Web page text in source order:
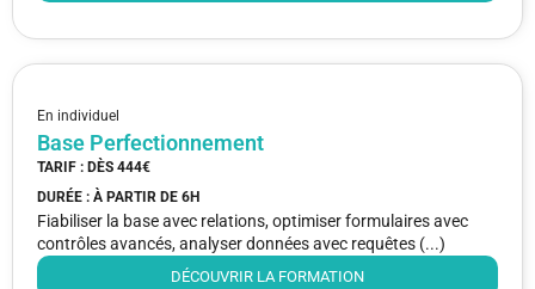
En individuel
Base Perfectionnement
TARIF : DÈS 444€
DURÉE : À PARTIR DE 6H
Fiabiliser la base avec relations, optimiser formulaires avec
contrôles avancés, analyser données avec requêtes (...)
DÉCOUVRIR LA FORMATION